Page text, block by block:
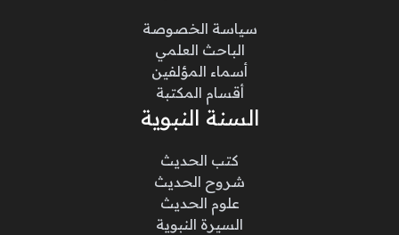
سياسة الخصوصة
الباحث العلمي
أسماء المؤلفين
أقسام المكتبة
السنة النبوية
كتب الحديث
شروح الحديث
علوم الحديث
السيرة النبوية